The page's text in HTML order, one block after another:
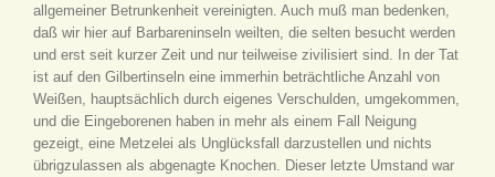
allgemeiner Betrunkenheit vereinigten. Auch muß man bedenken,
daß wir hier auf Barbareninseln weilten, die selten besucht werden
und erst seit kurzer Zeit und nur teilweise zivilisiert sind. In der Tat
ist auf den Gilbertinseln eine immerhin beträchtliche Anzahl von
Weißen, hauptsächlich durch eigenes Verschulden, umgekommen,
und die Eingeborenen haben in mehr als einem Fall Neigung
gezeigt, eine Metzelei als Unglücksfall darzustellen und nichts
übrigzulassen als abgenagte Knochen. Dieser letzte Umstand war